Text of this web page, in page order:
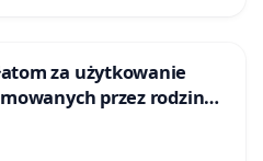
za użytkowanie
przez rodzinne